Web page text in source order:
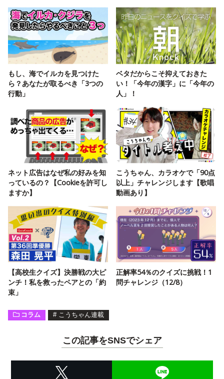
もし、海でイルカを見つけた
ら？あなたが取るべき「3つの
行動」
ベタだからこそ抑えておきた
い！「今年の漢字」に「今年の
人」！
ネット広告はなぜ私の好みを知
っているの？【Cookieを許可し
ますか】
こうちゃん、カラオケで「90点
以上」チャレンジします【歌唱
動画あり】
【高校生クイズ】決勝戦の大ピ
ンチ！私を救ったペアとの「約
束」
正解率54％のクイズに挑戦！1
問チャレンジ（12/8）
コラム # こうちゃん連載
この記事をSNSでシェア